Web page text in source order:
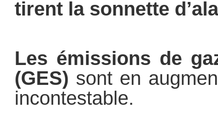
tirent la sonnette
Les émissions de
(GES) sont en
incontestable.